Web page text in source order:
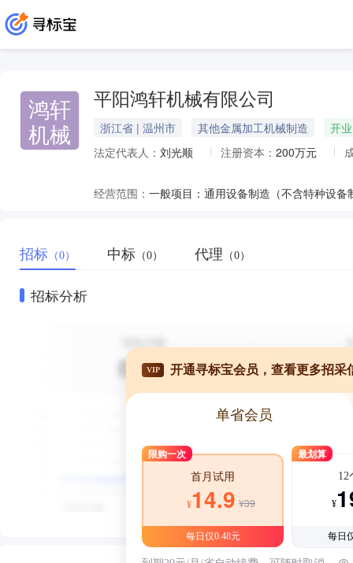
鸿轩
机械
平阳鸿轩机械有限公司
浙江省 | 温州市 其他金属加工机械制造
开业
法定代表人： 刘光顺 注册资本： 200万元
经营范围：
招标 （0） 中标 （0） 代理 （0）
招标分析
VIP 开通寻标宝会员，查看更多招采
单省会员
限购一次
首月试用
¥14.9 ¥39
每日仅0.48元
最划算
12
¥
每日